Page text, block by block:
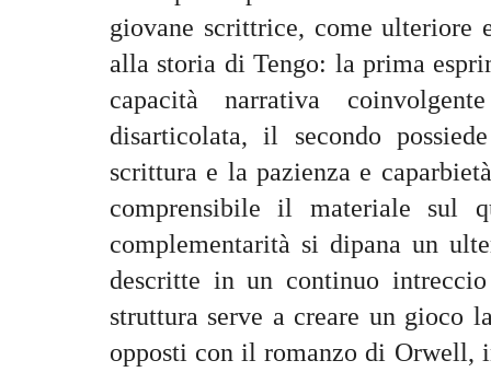
giovane scrittrice, come ulteriore
alla storia di Tengo: la prima
capacità narrativa
disarticolata, il secondo
scrittura e la pazienza e
comprensibile il materiale sul
complementarità si dipana un
descritte in un continuo
struttura serve a creare un gioco
opposti con il romanzo di Orwell,